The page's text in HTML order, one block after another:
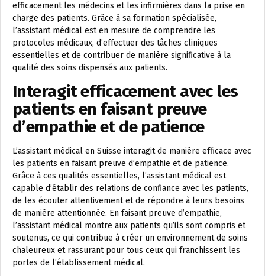
efficacement les médecins et les infirmières dans la prise en
charge des patients. Grâce à sa formation spécialisée,
l’assistant médical est en mesure de comprendre les
protocoles médicaux, d’effectuer des tâches cliniques
essentielles et de contribuer de manière significative à la
qualité des soins dispensés aux patients.
Interagit efficacement avec les
patients en faisant preuve
d’empathie et de patience
L’assistant médical en Suisse interagit de manière efficace avec
les patients en faisant preuve d’empathie et de patience.
Grâce à ces qualités essentielles, l’assistant médical est
capable d’établir des relations de confiance avec les patients,
de les écouter attentivement et de répondre à leurs besoins
de manière attentionnée. En faisant preuve d’empathie,
l’assistant médical montre aux patients qu’ils sont compris et
soutenus, ce qui contribue à créer un environnement de soins
chaleureux et rassurant pour tous ceux qui franchissent les
portes de l’établissement médical.